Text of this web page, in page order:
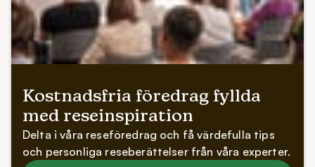
Kostnadsfria föredrag fyllda
med reseinspiration
Delta i våra reseföredrag och få värdefulla tips
och personliga reseberättelser från våra experter.